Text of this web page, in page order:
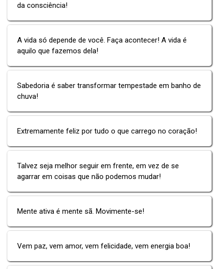
da consciência!
A vida só depende de você. Faça acontecer! A vida é
aquilo que fazemos dela!
Sabedoria é saber transformar tempestade em banho de
chuva!
Extremamente feliz por tudo o que carrego no coração!
Talvez seja melhor seguir em frente, em vez de se
agarrar em coisas que não podemos mudar!
Mente ativa é mente sã. Movimente-se!
Vem paz, vem amor, vem felicidade, vem energia boa!